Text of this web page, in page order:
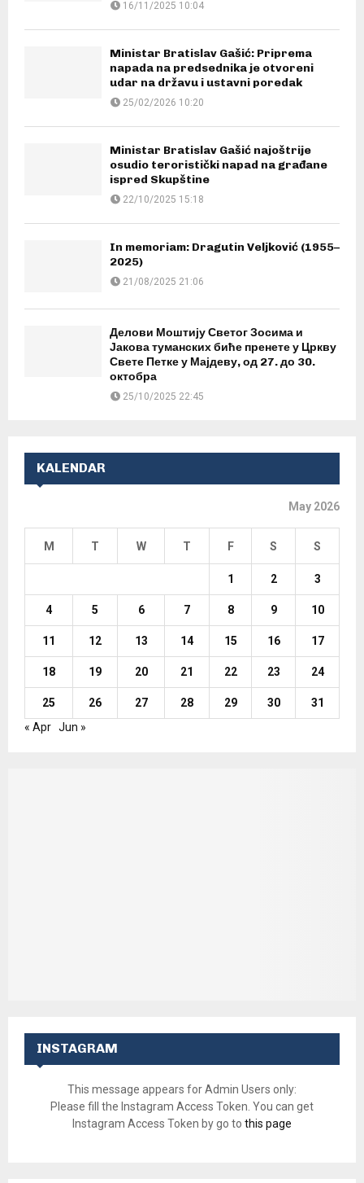
16/11/2025 10:04
Ministar Bratislav Gašić: Priprema
napada na predsednika je otvoreni
udar na državu i ustavni poredak
25/02/2026 10:20
Ministar Bratislav Gašić najoštrije
osudio teroristički napad na građane
ispred Skupštine
22/10/2025 15:18
In memoriam: Dragutin Veljković (1955–
2025)
21/08/2025 21:06
Делови Моштију Светог Зосима и
Јакова туманских биће пренете у Цркву
Свете Петке у Мајдеву, од 27. до 30.
октобра
25/10/2025 22:45
KALENDAR
May 2026
M T W T F S S
1 2 3
4 5 6 7 8 9 10
11 12 13 14 15 16 17
18 19 20 21 22 23 24
25 26 27 28 29 30
31
« Apr Jun »
INSTAGRAM
This message appears for Admin Users only:
Please fill the Instagram Access Token. You can get
Instagram Access Token by go to this page